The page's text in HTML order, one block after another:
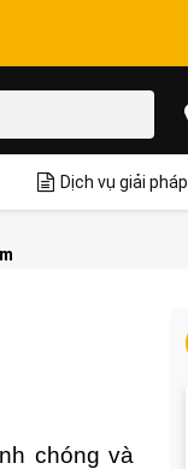
Dịch vụ giải pháp
chóng và